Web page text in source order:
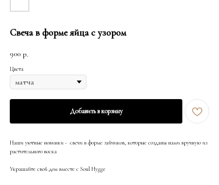
Свеча в форме яйца с узором
900 р.
Цвета
Добавить в корзину
Наши уютные новинки - свечи в форме зайчиков, которые созданы нами вручную из
растительного воска
Украшайте свой дом вместе с Soul Hygge